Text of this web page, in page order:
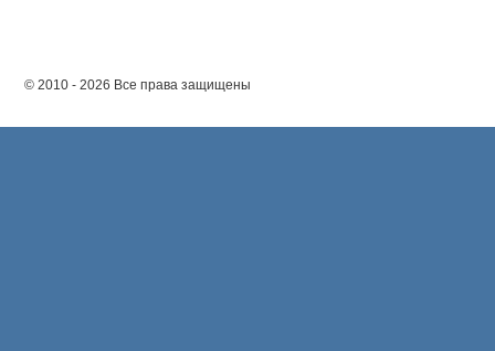
© 2010 - 2026 Все права защищены